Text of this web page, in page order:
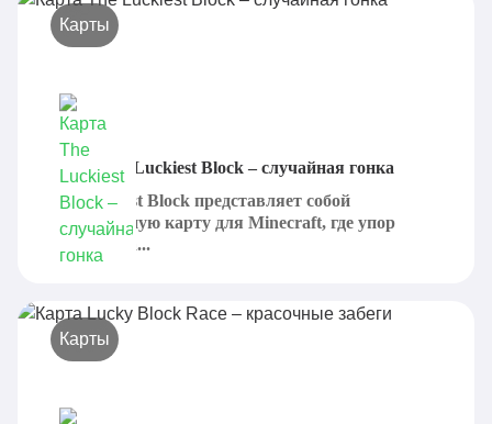
Карты
Карта The Luckiest Block – случайная гонка
The Luckiest Block представляет собой
великолепную карту для Minecraft, где упор
делается на...
Карты